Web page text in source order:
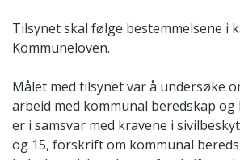
Tilsynet skal følge bestemmelsene i
Kommuneloven.
Målet med tilsynet var å undersøke
arbeid med kommunal beredskap og
er i samsvar med kravene i
og 15, forskrift om kommunal